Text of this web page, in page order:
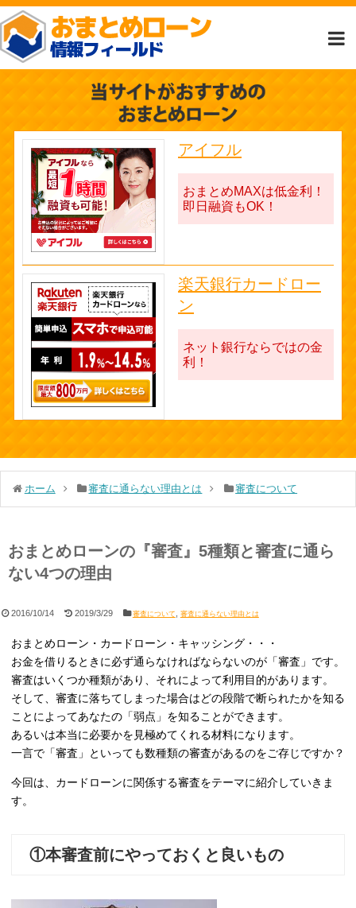
アイフル
おまとめMAXは低金利！
即日融資もOK！
楽天銀行カードロー
ン
ネット銀行ならではの金
利！
ホーム 審査に通らない理由とは 審査について
おまとめローンの『審査』5種類と審査に通ら
ない4つの理由
2016/10/14 2019/3/29 審査について 審査に通らない理由とは
おまとめローン・カードローン・キャッシング・・・
お金を借りるときに必ず通らなければならないのが「審査」です。
審査はいくつか種類があり、それによって利用目的があります。
そして、審査に落ちてしまった場合はどの段階で断られたかを知る
ことによってあなたの「弱点」を知ることができます。
あるいは本当に必要かを見極めてくれる材料になります。
一言で「審査」といっても数種類の審査があるのをご存じですか？
今回は、カードローンに関係する審査をテーマに紹介していきま
す。
①本審査前にやっておくと良いもの